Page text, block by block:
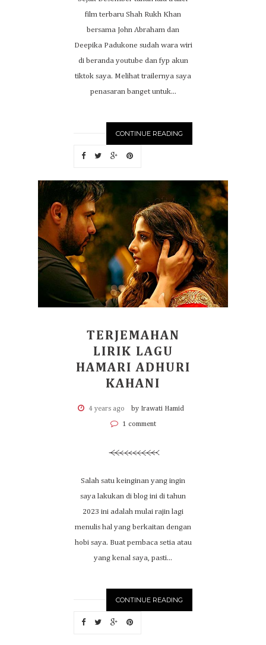
film terbaru Shah Rukh Khan
bersama John Abraham dan
Deepika Padukone sudah wara wiri
di beranda youtube dan fyp akun
tiktok saya. Melihat trailernya saya
penasaran banget untuk...
CONTINUE READING
TERJEMAHAN
LIRIK LAGU
HAMARI ADHURI
KAHANI
4 years ago by Irawati Hamid
1 comment
Salah satu keinginan yang ingin
saya lakukan di blog ini di tahun
2023 ini adalah mulai rajin lagi
menulis hal yang berkaitan dengan
hobi saya. Buat pembaca setia atau
yang kenal saya, pasti...
CONTINUE READING